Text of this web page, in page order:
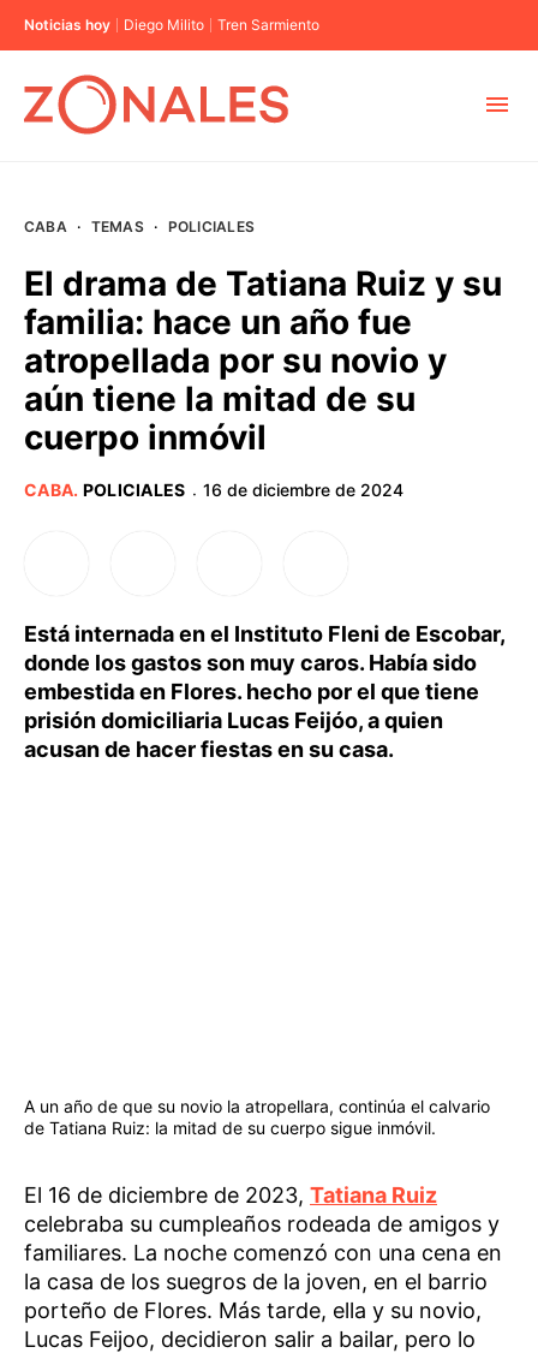
Noticias hoy Diego Milito Tren Sarmiento
BUENOS AIRES
PROVINCIAS
CABA · TEMAS · POLICIALES
El drama de Tatiana Ruiz y su
familia: hace un año fue
atropellada por su novio y
aún tiene la mitad de su
cuerpo inmóvil
CABA. POLICIALES · 16 de diciembre de 2024
Está internada en el Instituto Fleni de Escobar,
donde los gastos son muy caros. Había sido
embestida en Flores. hecho por el que tiene
prisión domiciliaria Lucas Feijóo, a quien
acusan de hacer fiestas en su casa.
A un año de que su novio la atropellara, continúa el calvario
de Tatiana Ruiz: la mitad de su cuerpo sigue inmóvil.
El 16 de diciembre de 2023, Tatiana Ruiz
celebraba su cumpleaños rodeada de amigos y
familiares. La noche comenzó con una cena en
la casa de los suegros de la joven, en el barrio
porteño de Flores. Más tarde, ella y su novio,
Lucas Feijoo, decidieron salir a bailar, pero lo